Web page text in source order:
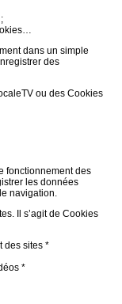
dans un simple
des
ou des Cookies
fonctionnement des
les données
navigation.
Il s’agit de Cookies
des sites *
*